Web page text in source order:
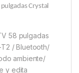
pulgadas Crystal
58 pulgadas
T2 / Bluetooth/
ambiente/
y edita